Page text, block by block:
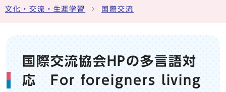
文化・交流・生涯学習 国際交流
国際交流協会HPの多言語対
応 For foreigners living